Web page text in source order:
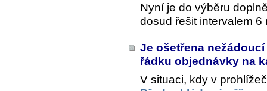
Nyní je do výběru
dosud řešit intervalem
Je ošetřena
řádku objednávky na
V situaci, kdy v